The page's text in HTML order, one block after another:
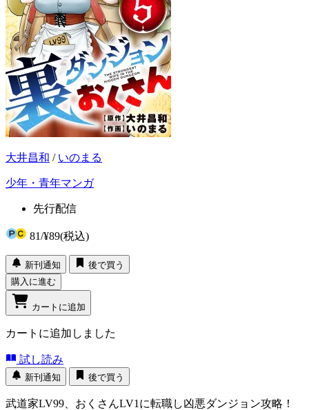
大井昌和 / いのまる
少年・青年マンガ
先行配信
81/¥89(税込)
新刊通知
後で買う
購入に進む
カートに追加
カートに追加しました
試し読み
新刊通知 後で買う
武道家LV99、おくさんLV1に転職し凶悪ダンジョン攻略！